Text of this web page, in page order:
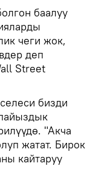
баалуу
чеги жок,
деп
Street
бизди
"Акча
жатат. Бирок
кайтаруу